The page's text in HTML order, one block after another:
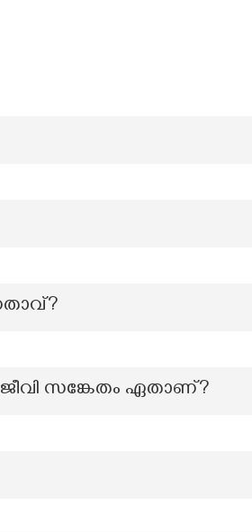
സങ്കേതം ഏതാണ്?